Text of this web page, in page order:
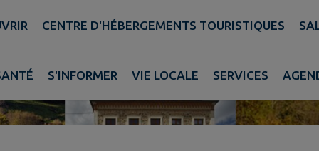
CENTRE D'HÉBERGEMENTS TOURISTIQUES
S'INFORMER VIE LOCALE SERVICES